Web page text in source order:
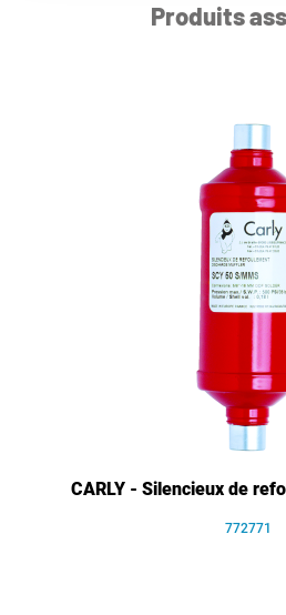
Produits
CARLY - Silencieux de
772771